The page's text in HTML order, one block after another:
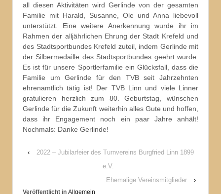
all diesen Aktivitäten wird Gerlinde von der gesamten
Familie mit Harald, Susanne, Ole und Anna liebevoll
unterstützt. Eine weitere Anerkennung wurde ihr im
Rahmen der alljährlichen Ehrung der Stadt Krefeld und
des Stadtsportbundes Krefeld zuteil, indem Gerlinde mit
der Silbermedaille des Stadtsportbundes geehrt wurde.
Es ist für unsere Sportlerfamilie ein Glücksfall, dass die
Familie um Gerlinde für den TVB seit Jahrzehnten
ehrenamtlich tätig ist! Der TVB Linn und viele Linner
gratulieren herzlich zum 80. Geburtstag, wünschen
Gerlinde für die Zukunft weiterhin alles Gute und hoffen,
dass ihr Engagement noch ein paar Jahre anhält!
Nochmals: Danke Gerlinde!
‹
2022 – Jubilarfeier des Turnvereins Burgfried Linn 1899
e.V.
Ehemalige Vereinsmitglieder
›
Veröffentlicht in Allgemein